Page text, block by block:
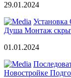
29.01.2024
Установка
Душа Монтаж
01.01.2024
Новостройке